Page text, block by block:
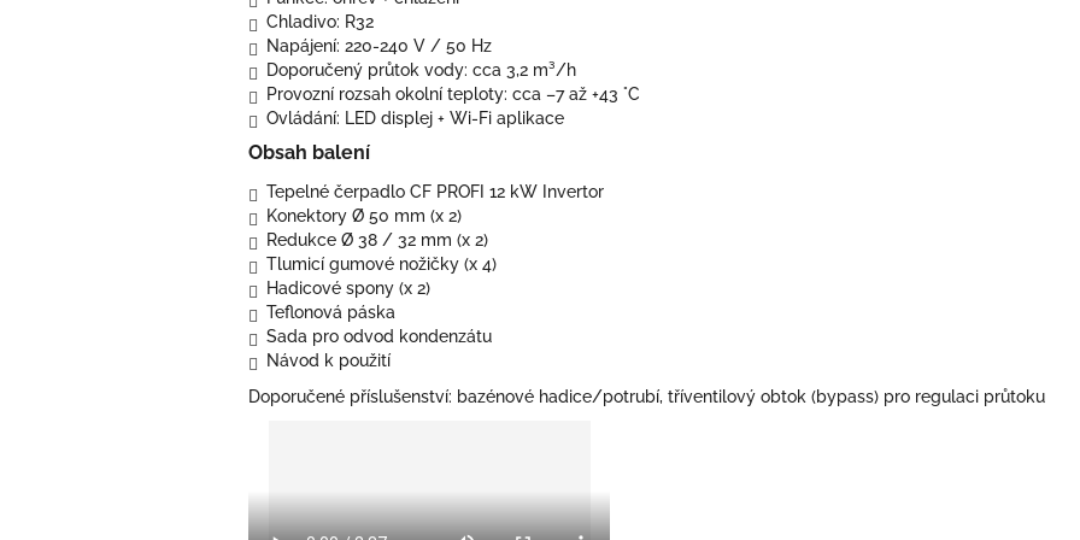
Chladivo: R32
Napájení: 220-240 V / 50 Hz
Doporučený průtok vody: cca 3,2 m³/h
Provozní rozsah okolní teploty: cca –7 až +43 °C
Ovládání: LED displej + Wi-Fi aplikace
Obsah balení
Tepelné čerpadlo CF PROFI 12 kW Invertor
Konektory Ø 50 mm (x 2)
Redukce Ø 38 / 32 mm (x 2)
Tlumicí gumové nožičky (x 4)
Hadicové spony (x 2)
Teflonová páska
Sada pro odvod kondenzátu
Návod k použití
Doporučené příslušenství: bazénové hadice/potrubí, tříventilový obtok (bypass) pro regulaci průtoku